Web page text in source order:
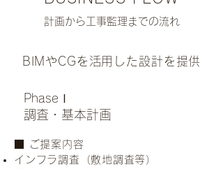
​計画から工事監理までの流れ
BIMやCGを活用した設計を提供
PhaseⅠ
調査・基本計画
​■ ご提案内容
インフラ調査（敷地調査等）